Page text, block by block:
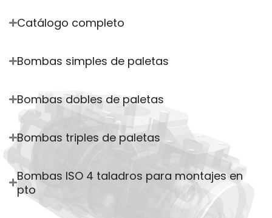
Catálogo completo
Bombas simples de paletas
Bombas dobles de paletas
Bombas triples de paletas
Bombas ISO 4 taladros para montajes en
pto